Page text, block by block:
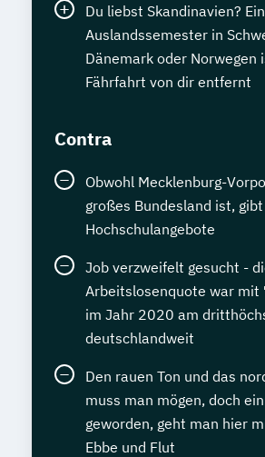
Du liebst Skandinavien? Ein
Auslandssemester in
Dänemark oder Norwegen
Fährfahrt von dir entfernt
Contra
Obwohl Mecklenburg-
großes Bundesland ist,
Hochschulangebote
Job verzweifelt gesucht -
Arbeitslosenquote war mit
im Jahr 2020 am
deutschlandweit
Den rauen Ton und das
muss man mögen, doch
geworden, geht man hier
Ebbe und Flut